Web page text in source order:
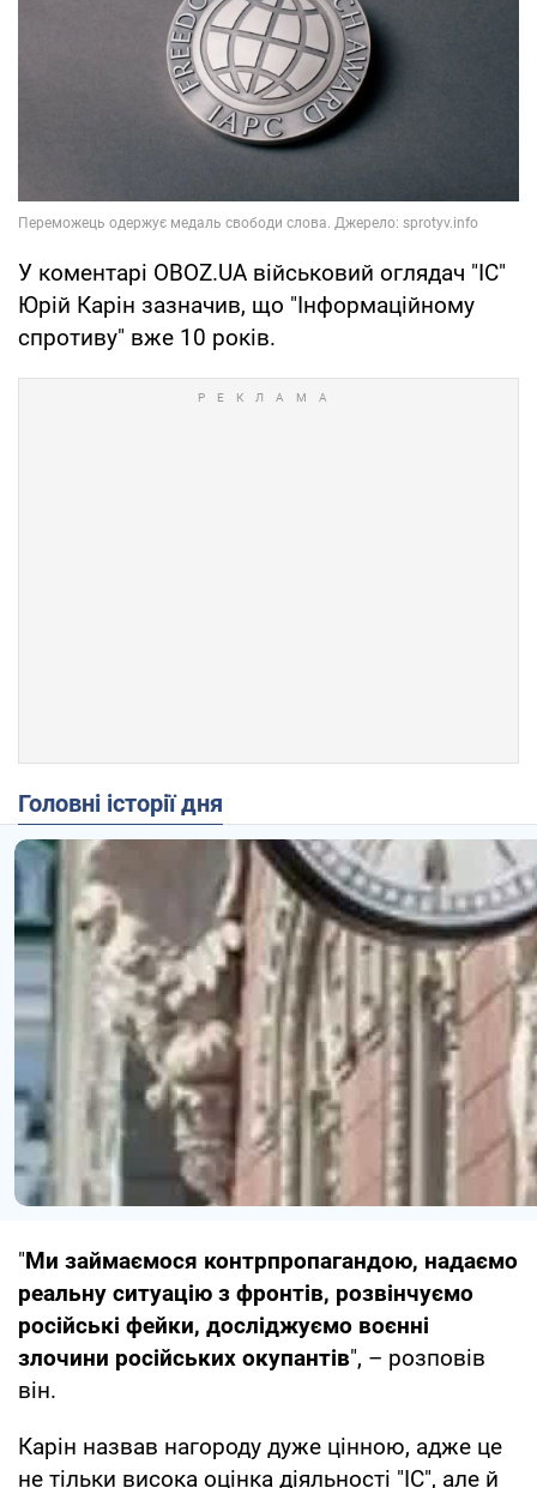
У коментарі OBOZ.UA військовий оглядач "ІС"
Юрій Карін зазначив, що "Iнформаційному
спротиву" вже 10 років.
Головні історії дня
"Ми займаємося контрпропагандою, надаємо
реальну ситуацію з фронтів, розвінчуємо
російські фейки, досліджуємо воєнні
злочини російських окупантів", – розповів
він.
Карін назвав нагороду дуже цінною, адже це
не тільки висока оцінка діяльності "ІС", але й